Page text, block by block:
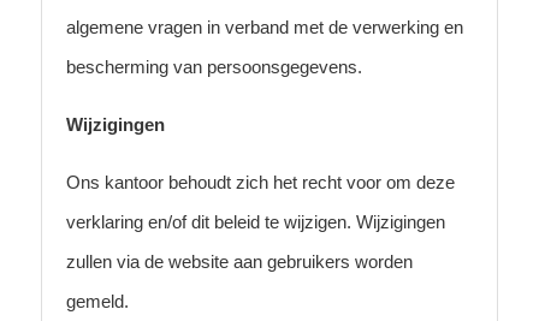
algemene vragen in verband met de verwerking en
bescherming van persoonsgegevens.
Wijzigingen
Ons kantoor behoudt zich het recht voor om deze
verklaring en/of dit beleid te wijzigen. Wijzigingen
zullen via de website aan gebruikers worden
gemeld.